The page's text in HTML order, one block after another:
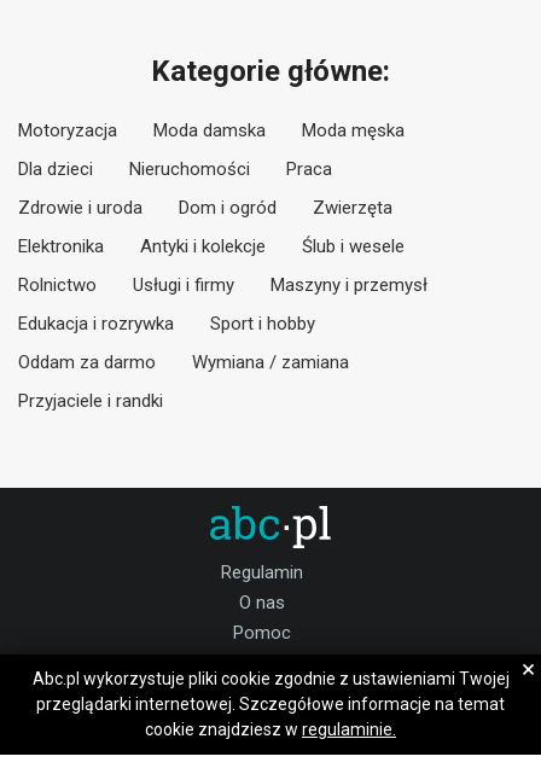
Kategorie główne:
Motoryzacja Moda damska
Moda męska
Dla dzieci
Nieruchomości
Praca
Zdrowie i uroda
Dom i ogród
Zwierzęta
Elektronika
Antyki i kolekcje
Ślub i wesele
Rolnictwo
Usługi i firmy
Maszyny i przemysł
Edukacja i rozrywka
Sport i hobby
Oddam za darmo
Wymiana / zamiana
Przyjaciele i randki
Regulamin
O nas
Pomoc
Praca Bibice
Dołącz do nas:
Abc.pl wykorzystuje pliki cookie zgodnie z ustawieniami Twojej
przeglądarki internetowej. Szczegółowe informacje na temat
cookie znajdziesz w regulaminie.
×